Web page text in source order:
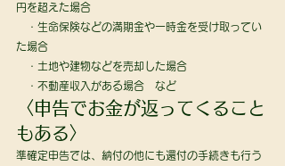
円を超えた場合
・生命保険などの満期金や一時金を受け取ってい
た場合
・土地や建物などを売却した場合
・不動産収入がある場合　など
〈申告でお金が返ってくること
もある〉
準確定申告では、納付の他にも還付の手続きも行う